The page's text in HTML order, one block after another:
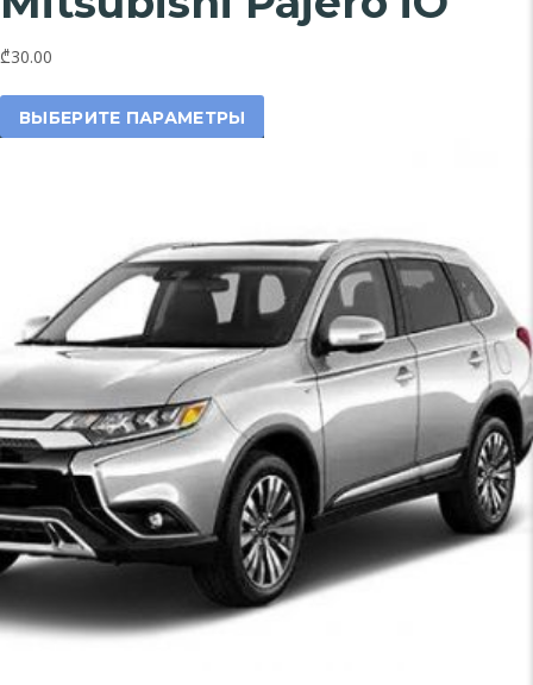
₾30.00
ВЫБЕРИТЕ ПАРАМЕТРЫ
имеет
можно
выбрать
на
странице
товара.